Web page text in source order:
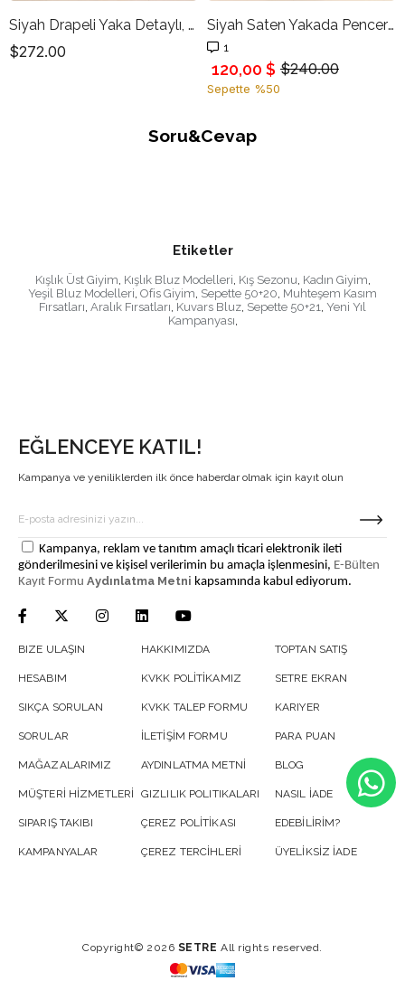
Siyah Drapeli Yaka Detaylı, Pelerin Formlu Rahat Kesim Bluz
$272.00
Siyah Saten Yakada Pencere Ve Aksesuar Detaylı Askılı Bluz
1
$240.00
120,00 $
Sepette %50
Soru&Cevap
Etiketler
Kışlık Üst Giyim Kışlık Bluz Modelleri Kış Sezonu Kadın Giyim
Yeşil Bluz Modelleri Ofis Giyim Sepette 50+20 Muhteşem Kasım
Fırsatları Aralık Fırsatları Kuvars Bluz Sepette 50+21 Yeni Yıl
Kampanyası
EĞLENCEYE KATIL!
Kampanya ve yeniliklerden ilk önce haberdar olmak için kayıt olun
Kampanya, reklam ve tanıtım amaçlı ticari elektronik ileti
gönderilmesini ve kişisel verilerimin bu amaçla işlenmesini, E-Bülten
Kayıt Formu Aydınlatma Metni kapsamında kabul ediyorum.
BIZE ULAŞIN
HESABIM
SIKÇA SORULAN
SORULAR
MAĞAZALARIMIZ
MÜŞTERİ HİZMETLERİ
SIPARIŞ TAKIBI
KAMPANYALAR
HAKKIMIZDA
KVKK POLİTİKAMIZ
KVKK TALEP FORMU
İLETİŞİM FORMU
AYDINLATMA METNİ
GIZLILIK POLITIKALARI
ÇEREZ POLİTİKASI
ÇEREZ TERCİHLERİ
TOPTAN SATIŞ
SETRE EKRAN
KARIYER
PARA PUAN
BLOG
NASIL İADE
EDEBİLİRİM?
ÜYELİKSİZ İADE
Copyright© 2026 SETRE All rights reserved.